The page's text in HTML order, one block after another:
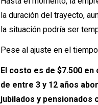
la duración del trayecto,
la situación podría ser
Pese al ajuste en el
El costo es de $7.500
de entre 3 y 12 años
jubilados y pensionados